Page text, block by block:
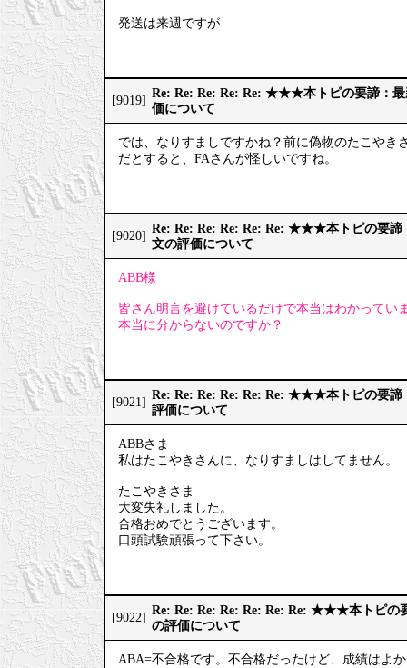
発送は来週ですが
[9019]
Re: Re: Re: Re: Re: ★★★本トピの要諦：最
価について
では、なりすましですかね？前に偽物のたこやき
だとすると、FAさんが怪しいですね。
[9020]
Re: Re: Re: Re: Re: Re: ★★★本トピの要諦
文の評価について
ABB様
皆さん明言を避けているだけで本当はわかってい
本当に分からないのですか？
[9021]
Re: Re: Re: Re: Re: Re: ★★★本トピの要諦
評価について
ABBさま
私はたこやきさんに、なりすましはしてません。
たこやきさま
大変失礼しました。
合格おめでとうございます。
口頭試験頑張って下さい。
[9022]
Re: Re: Re: Re: Re: Re: Re: ★★★本トピの
の評価について
ABA=不合格です。不合格だったけど、成績はよ